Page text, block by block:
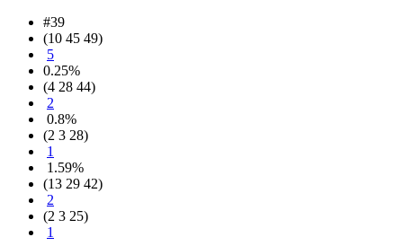
#39
(10 45 49)
5
0.25%
(4 28 44)
2
0.8%
(2 3 28)
1
1.59%
(13 29 42)
2
(2 3 25)
1